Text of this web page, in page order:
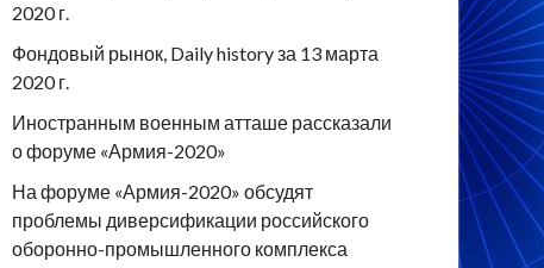
2020 г.
Фондовый рынок, Daily history за 13 марта
2020 г.
Иностранным военным атташе рассказали
о форуме «Армия-2020»
На форуме «Армия-2020» обсудят
проблемы диверсификации российского
оборонно-промышленного комплекса